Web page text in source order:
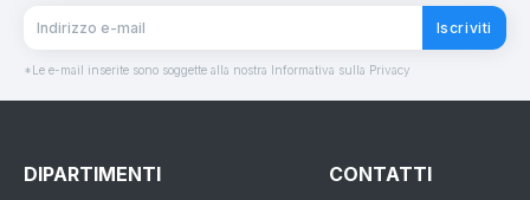
Iscriviti
*Le e-mail inserite sono soggette alla nostra Informativa sulla Privacy
DIPARTIMENTI CONTATTI